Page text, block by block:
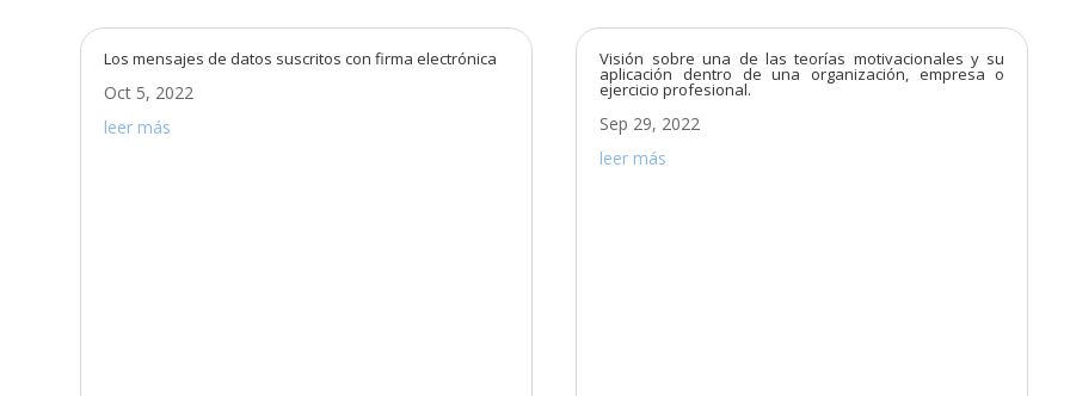
Los mensajes de datos suscritos con firma electrónica
Oct 5, 2022
leer más
Visión sobre una de las teorías motivacionales y su
aplicación dentro de una organización, empresa o
ejercicio profesional.
Sep 29, 2022
leer más